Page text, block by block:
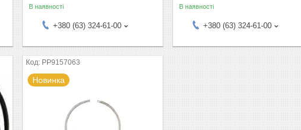
В наявності
+380 (63) 324-61-00
В наявності
+380 (63) 324-61-00
PP9157063
Новинка